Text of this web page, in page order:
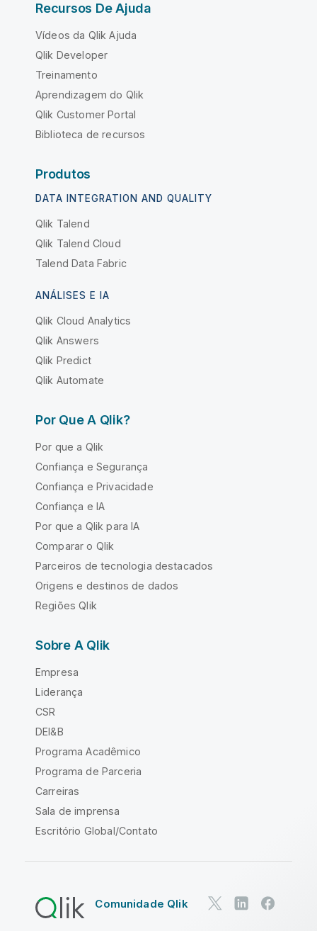
Recursos De Ajuda
Vídeos da Qlik Ajuda
Qlik Developer
Treinamento
Aprendizagem do Qlik
Qlik Customer Portal
Biblioteca de recursos
Produtos
DATA INTEGRATION AND QUALITY
Qlik Talend
Qlik Talend Cloud
Talend Data Fabric
ANÁLISES E IA
Qlik Cloud Analytics
Qlik Answers
Qlik Predict
Qlik Automate
Por Que A Qlik?
Por que a Qlik
Confiança e Segurança
Confiança e Privacidade
Confiança e IA
Por que a Qlik para IA
Comparar o Qlik
Parceiros de tecnologia destacados
Origens e destinos de dados
Regiões Qlik
Sobre A Qlik
Empresa
Liderança
CSR
DEI&B
Programa Acadêmico
Programa de Parceria
Carreiras
Sala de imprensa
Escritório Global/Contato
Comunidade Qlik